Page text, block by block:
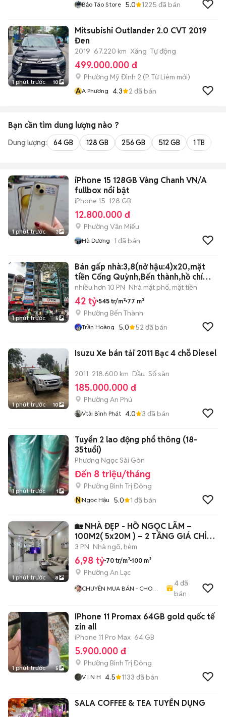
Bảo Táo Store 5.0 1225 đã bán
1 phút trước 10
Mitsubishi Outlander 2.0 CVT 2019
Đen
2019 67.220 km Xăng Tự động
499.000.000 đ
Phường Mỹ Đình 2 (P. Từ Liêm mới)
AA Phương 4.3 2 đã bán
Bạn cần tìm dung lượng nào ?
Dung lượng: 64 GB 128 GB 256 GB 512 GB 1 TB
1 phút trước 3
iPhone 15 128GB Vàng Chanh VN/A
fullbox nổi bật
iPhone 15 128 GB
12.800.000 đ
Phường Văn Miếu
Hà Dương 1 đã bán
1 phút trước 5
Bán gấp nhà:3,8(nở hậu:4)x20,mặt
tiền Cống Quỳnh,Bến thành,hồ chí
minh
nhiều hơn 10 PN Nhà mặt phố, mặt tiền
42 tỷ 545 tr/m² 77 m²
Phường Bến Thành
Trần Hoàng 5.0 52 đã bán
1 phút trước 10
Isuzu Xe bán tải 2011 Bạc 4 chỗ Diesel
2011 218.600 km Dầu Số sàn
185.000.000 đ
Phường An Phú
Vtải Bình Phát 4.0 3 đã bán
1 phút trước 1
Tuyển 2 lao động phổ thông (18-
35tuổi)
Phương Ngọc Sài Gòn
Đến 8 triệu/tháng
Phường Bình Trị Đông
NNgọc Hậu 5.0 1 đã bán
1 phút trước 8
🏡 NHÀ ĐẸP - HỒ NGỌC LÃM –
100M2( 5x20M ) – 2 TẦNG GIÁ CHỈ
6,98 TỶ
3 PN Nhà ngõ, hẻm
6,98 tỷ 70 tr/m² 100 m²
Phường An Lạc
CHUYÊN MUA BÁN - CHO
4đã
bán
1 phút trước 5
IPhone 11 Promax 64GB gold quốc tế
zin all
iPhone 11 Pro Max 64 GB
5.900.000 đ
Phường Bình Trị Đông
V I N H 4.5 1133 đã bán
SALA COFFEE & TEA TUYỂN DỤNG